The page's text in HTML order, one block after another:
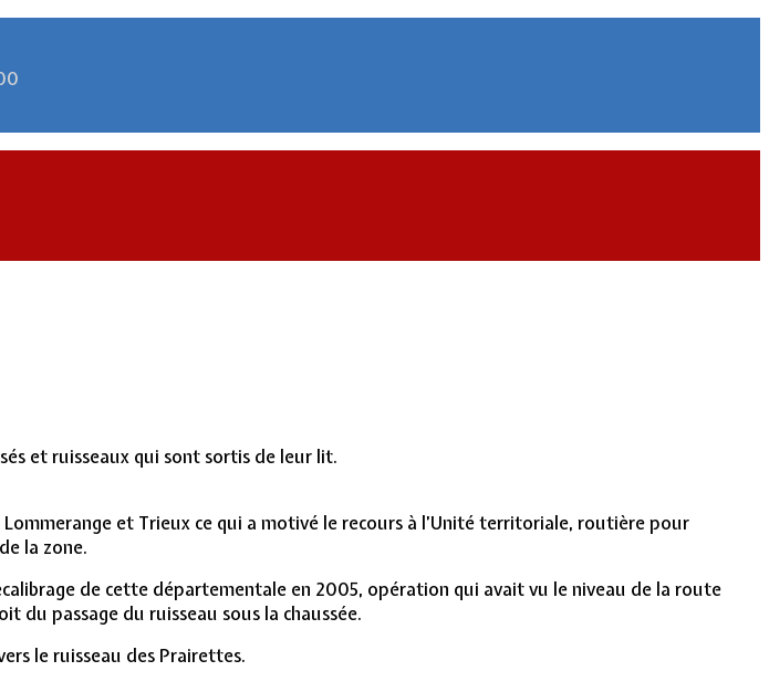
et ruisseaux qui sont sortis de leur lit.
Lommerange et Trieux ce qui a motivé le recours à l’Unité territoriale, routière pour
la zone.
de cette départementale en 2005, opération qui avait vu le niveau de la route
du passage du ruisseau sous la chaussée.
le ruisseau des Prairettes.